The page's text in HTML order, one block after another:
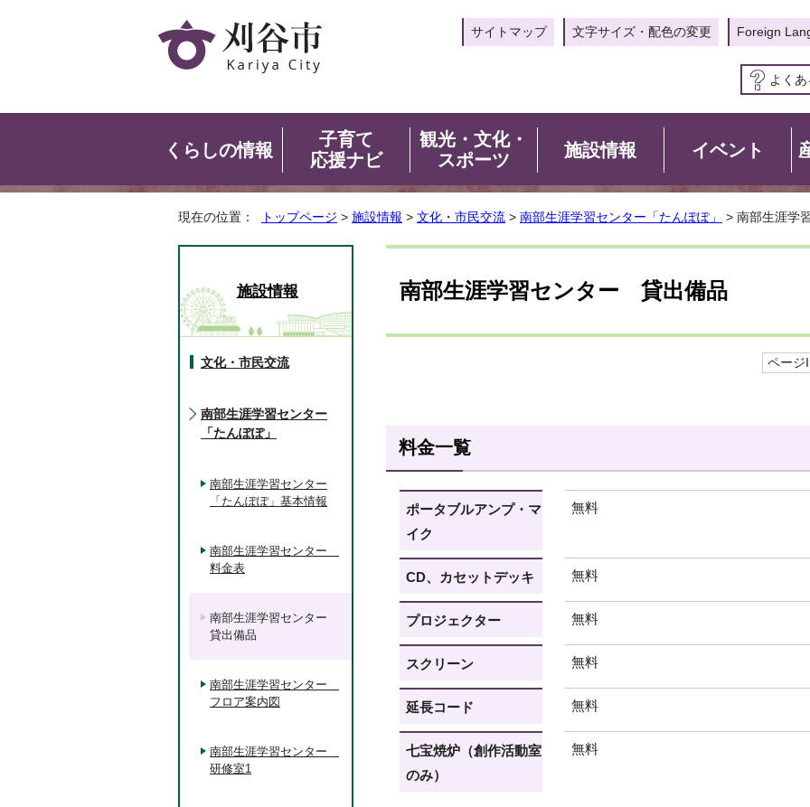
サイトマップ 文字サイズ・配色の変更 Foreign
よく
くらしの情報
子育て
応援ナビ
観光・文化・
スポーツ
施設情報 イベント
現在の位置： トップページ > 施設情報 > 文化・市民交流 > 南部生涯学習センター「たんぽぽ」 > 南部生涯学
南部生涯学習センター 貸出備品
ページ
料金一覧
ポータブルアンプ・マ
イク
無料
CD、カセットデッキ 無料
プロジェクター 無料
スクリーン 無料
延長コード 無料
七宝焼炉（創作活動室
のみ）
無料
施設情報
文化・市民交流
南部生涯学習センター
「たんぽぽ」
南部生涯学習センター
「たんぽぽ」基本情報
南部生涯学習センター
料金表
南部生涯学習センター
貸出備品
南部生涯学習センター
フロア案内図
南部生涯学習センター
研修室1